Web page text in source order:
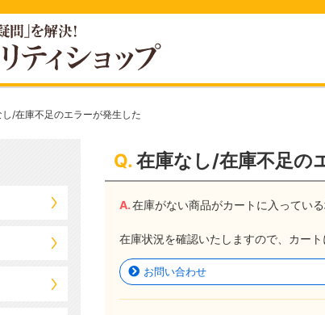
し/在庫不足のエラーが発生した
在庫なし/在庫不足の
在庫がない商品がカートに入ってい
在庫状況を確認いたしますので、カー
お問い合わせ